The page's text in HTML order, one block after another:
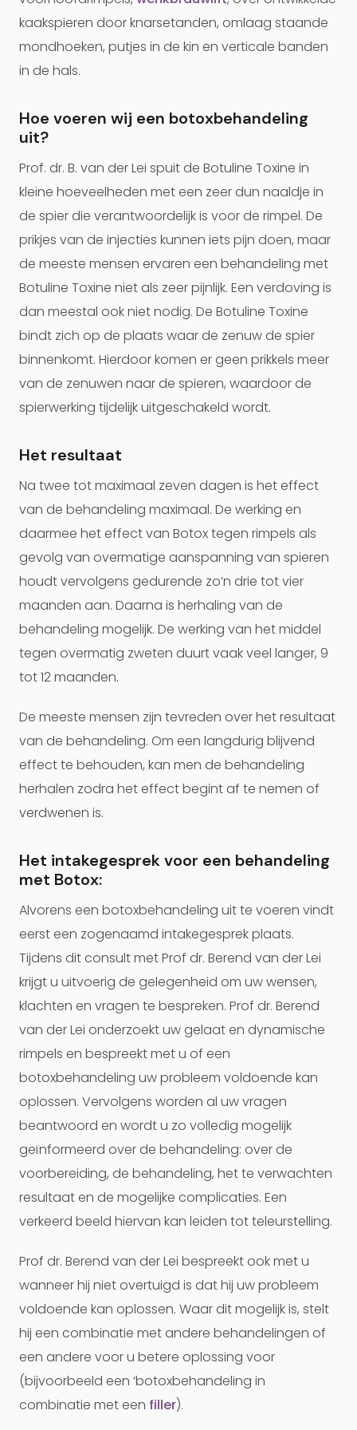
kaakspieren door knarsetanden, omlaag staande
mondhoeken, putjes in de kin en verticale banden
in de hals.
Hoe voeren wij een botoxbehandeling
uit?
Prof. dr. B. van der Lei spuit de Botuline Toxine in
kleine hoeveelheden met een zeer dun naaldje in
de spier die verantwoordelijk is voor de rimpel. De
prikjes van de injecties kunnen iets pijn doen, maar
de meeste mensen ervaren een behandeling met
Botuline Toxine niet als zeer pijnlijk. Een verdoving is
dan meestal ook niet nodig. De Botuline Toxine
bindt zich op de plaats waar de zenuw de spier
binnenkomt. Hierdoor komen er geen prikkels meer
van de zenuwen naar de spieren, waardoor de
spierwerking tijdelijk uitgeschakeld wordt.
Het resultaat
Na twee tot maximaal zeven dagen is het effect
van de behandeling maximaal. De werking en
daarmee het effect van Botox tegen rimpels als
gevolg van overmatige aanspanning van spieren
houdt vervolgens gedurende zo’n drie tot vier
maanden aan. Daarna is herhaling van de
behandeling mogelijk. De werking van het middel
tegen overmatig zweten duurt vaak veel langer, 9
tot 12 maanden.
De meeste mensen zijn tevreden over het resultaat
van de behandeling. Om een langdurig blijvend
effect te behouden, kan men de behandeling
herhalen zodra het effect begint af te nemen of
verdwenen is.
Het intakegesprek voor een behandeling
met Botox:
Alvorens een botoxbehandeling uit te voeren vindt
eerst een zogenaamd intakegesprek plaats.
Tijdens dit consult met Prof dr. Berend van der Lei
krijgt u uitvoerig de gelegenheid om uw wensen,
klachten en vragen te bespreken. Prof dr. Berend
van der Lei onderzoekt uw gelaat en dynamische
rimpels en bespreekt met u of een
botoxbehandeling uw probleem voldoende kan
oplossen. Vervolgens worden al uw vragen
beantwoord en wordt u zo volledig mogelijk
geïnformeerd over de behandeling: over de
voorbereiding, de behandeling, het te verwachten
resultaat en de mogelijke complicaties. Een
verkeerd beeld hiervan kan leiden tot teleurstelling.
Prof dr. Berend van der Lei bespreekt ook met u
wanneer hij niet overtuigd is dat hij uw probleem
voldoende kan oplossen. Waar dit mogelijk is, stelt
hij een combinatie met andere behandelingen of
een andere voor u betere oplossing voor
(bijvoorbeeld een ‘botoxbehandeling in
combinatie met een filler).